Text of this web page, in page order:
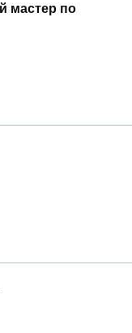
мастер по